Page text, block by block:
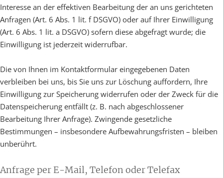
Interesse an der effektiven Bearbeitung der an uns gerichteten
Anfragen (Art. 6 Abs. 1 lit. f DSGVO) oder auf Ihrer Einwilligung
(Art. 6 Abs. 1 lit. a DSGVO) sofern diese abgefragt wurde; die
Einwilligung ist jederzeit widerrufbar.
Die von Ihnen im Kontaktformular eingegebenen Daten
verbleiben bei uns, bis Sie uns zur Löschung auffordern, Ihre
Einwilligung zur Speicherung widerrufen oder der Zweck für die
Datenspeicherung entfällt (z. B. nach abgeschlossener
Bearbeitung Ihrer Anfrage). Zwingende gesetzliche
Bestimmungen – insbesondere Aufbewahrungsfristen – bleiben
unberührt.
Anfrage per E-Mail, Telefon oder Telefax